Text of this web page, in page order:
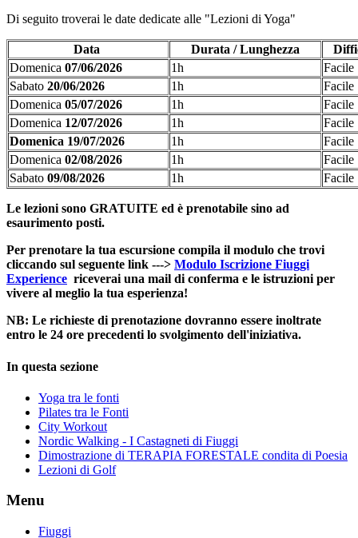
Di seguito troverai le date dedicate alle "Lezioni di Yoga"
Data Durata / Lunghezza
Domenica 07/06/2026 1h
Facile
Sabato 20/06/2026 1h
Facile
Domenica 05/07/2026 1h
Facile
Domenica 12/07/2026 1h
Facile
Domenica 19/07/2026
1h
Facile
Domenica 02/08/2026 1h
Facile
Sabato 09/08/2026 1h Facile
Le lezioni sono GRATUITE ed è prenotabile sino ad
esaurimento posti.
Per prenotare la tua escursione compila il modulo che trovi
cliccando sul seguente link ---> Modulo Iscrizione Fiuggi
Experience riceverai una mail di conferma e le istruzioni per
vivere al meglio la tua esperienza!
NB: Le richieste di prenotazione dovranno essere inoltrate
entro le 24 ore precedenti lo svolgimento dell'iniziativa.
In questa sezione
Yoga tra le fonti
Pilates tra le Fonti
City Workout
Nordic Walking - I Castagneti di Fiuggi
Dimostrazione di TERAPIA FORESTALE condita di Poesia
Lezioni di Golf
Menu
Fiuggi